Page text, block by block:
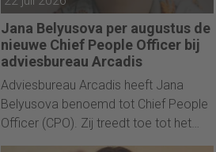
Jana Belyusova per augustus de
nieuwe Chief People Officer bij
adviesbureau Arcadis
Adviesbureau Arcadis heeft Jana
Belyusova benoemd tot Chief People
Officer (CPO). Zij treedt toe tot het
Executive Leadership Team vanuit het